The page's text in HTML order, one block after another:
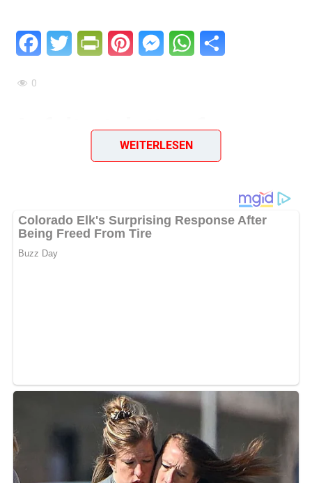
FacebookTwitter PrintFriendly
PinterestMessengerWhatsApp
0
Apfeltortelett auf
dänische Art
Ein Rezept aus dem Jahr 1988 aus einem Buch mit
kulinarischen Rezepten für Tramper, Camper und
Sonnenhungrige.
1 Blättchen Kopfsalat o.ä.
1 Riegel gebratenes Broilerfleisch
Lob, Kritik, Fragen oder Anregungen zum Rezept?
Dann hinterlasse doch bitte einen Kommentar am
Ende dieser Seite & auch eine Bewertung!
WEITERLESEN